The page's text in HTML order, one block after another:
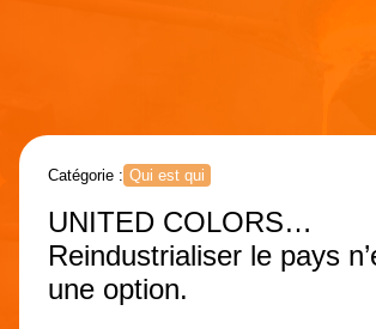
Catégorie : Qui est qui
UNITED COLORS…
Reindustrialiser le pays
une option.